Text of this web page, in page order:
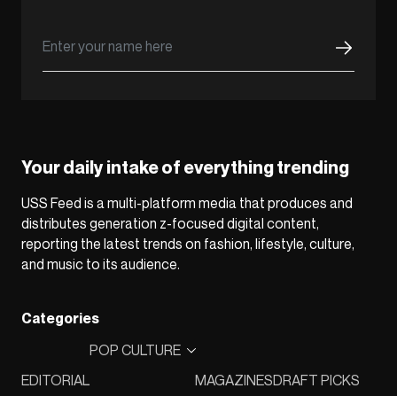
Your daily intake of everything trending
USS Feed is a multi-platform media that produces and
distributes generation z-focused digital content,
reporting the latest trends on fashion, lifestyle, culture,
and music to its audience.
Categories
EDITORIAL
POP CULTURE
MAGAZINESDRAFT PICKS